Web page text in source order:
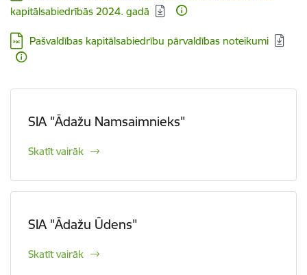
kapitālsabiedrībās 2024. gadā
Lejupielādēt:
Pašvaldības kapitālsabiedrību pārvaldības noteikumi
SIA "Ādažu Namsaimnieks"
Skatīt vairāk
SIA "Ādažu Ūdens"
Skatīt vairāk